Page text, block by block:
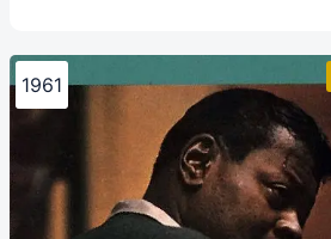
1961